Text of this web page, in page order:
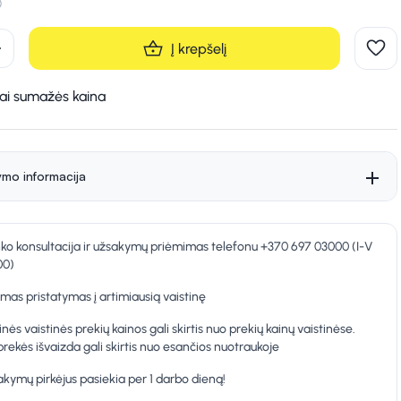
Į krepšelį
sumažės kaina
informacija
konsultacija ir užsakymų priėmimas telefonu +370 697 03000 (I-V
pristatymas į artimiausią vaistinę
vaistinės prekių kainos gali skirtis nuo prekių kainų vaistinėse.
išvaizda gali skirtis nuo esančios nuotraukoje
pirkėjus pasiekia per 1 darbo dieną!